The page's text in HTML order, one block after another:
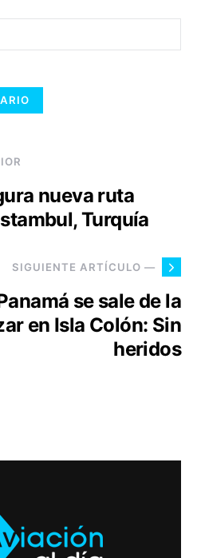
nueva ruta
Turquía
SIGUIENTE ARTÍCULO —
se sale de la
en Isla Colón: Sin
heridos